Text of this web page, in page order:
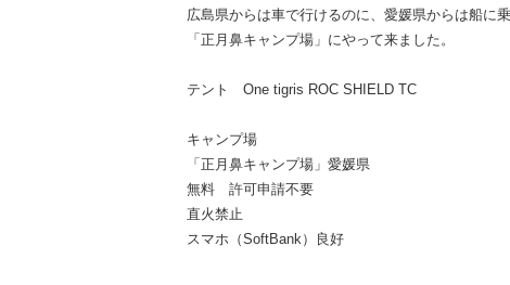
広島県からは車で行けるのに、愛媛県からは船に
「正月鼻キャンプ場」にやって来ました。
テント One tigris ROC SHIELD TC
キャンプ場
「正月鼻キャンプ場」愛媛県
無料 許可申請不要
直火禁止
スマホ（SoftBank）良好